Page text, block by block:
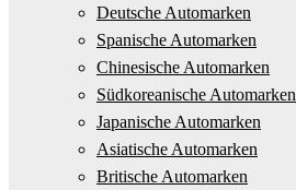
Deutsche Automarken
Spanische Automarken
Chinesische Automarken
Südkoreanische Automarken
Japanische Automarken
Asiatische Automarken
Britische Automarken